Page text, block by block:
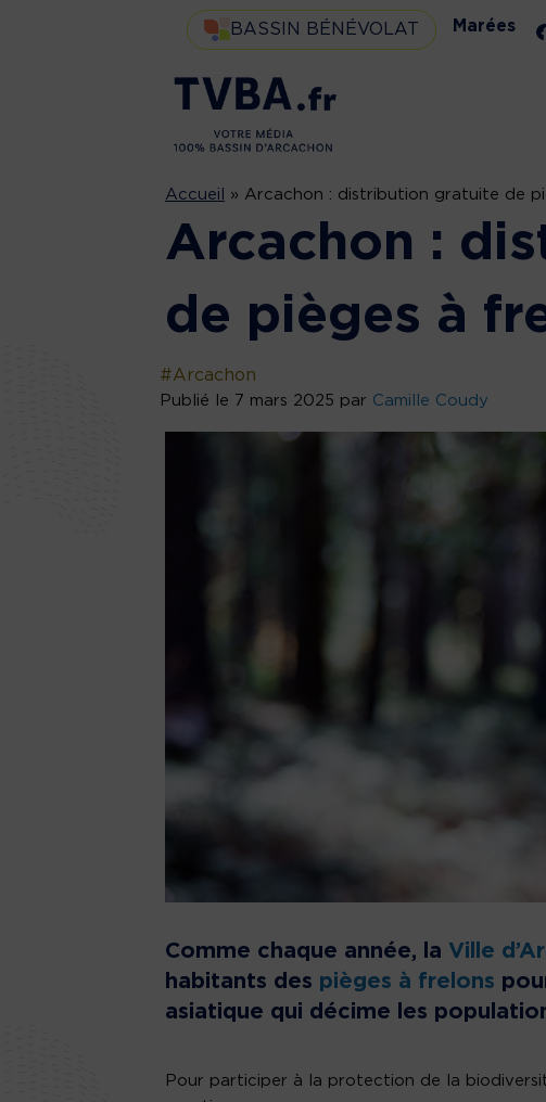
BASSIN BÉNÉVOLAT Marées
Accueil » Arcachon : distribution gratuite de
Arcachon :
de pièges à
#Arcachon
Publié le 7 mars 2025 par Camille Coudy
Comme chaque année, la Ville
habitants des pièges à frelons
asiatique qui décime les
Pour participer à la protection de la